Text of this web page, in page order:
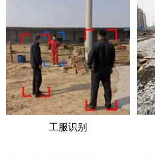
工服识别